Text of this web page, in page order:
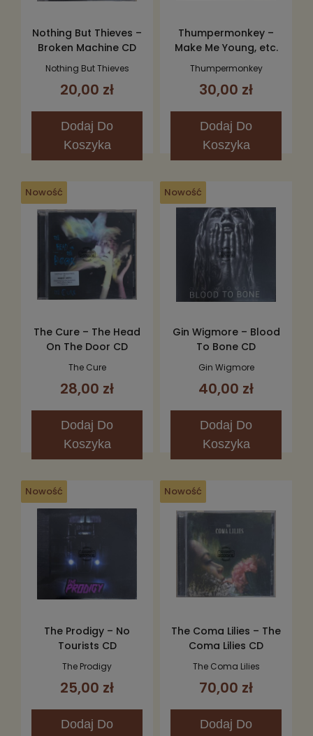
Nothing But Thieves –
Broken Machine CD
Nothing But Thieves
20,00 zł
Dodaj Do
Koszyka
Thumpermonkey –
Make Me Young, etc.
Thumpermonkey
30,00 zł
Dodaj Do
Koszyka
Nowość
The Cure – The Head
On The Door CD
The Cure
28,00 zł
Dodaj Do
Koszyka
Nowość
Gin Wigmore – Blood
To Bone CD
Gin Wigmore
40,00 zł
Dodaj Do
Koszyka
Nowość
The Prodigy – No
Tourists CD
The Prodigy
25,00 zł
Dodaj Do
Nowość
The Coma Lilies – The
Coma Lilies CD
The Coma Lilies
70,00 zł
Dodaj Do